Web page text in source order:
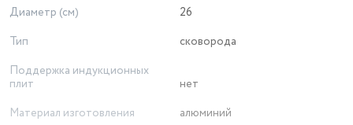
Диаметр (см)
26
Тип
сковорода
Поддержка индукционных
плит
нет
Материал изготовления
алюминий